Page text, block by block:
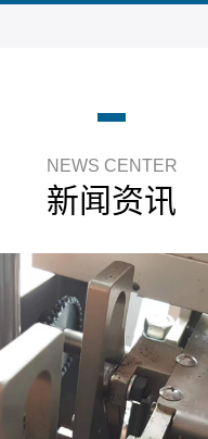
NEWS CENTER
新闻资讯